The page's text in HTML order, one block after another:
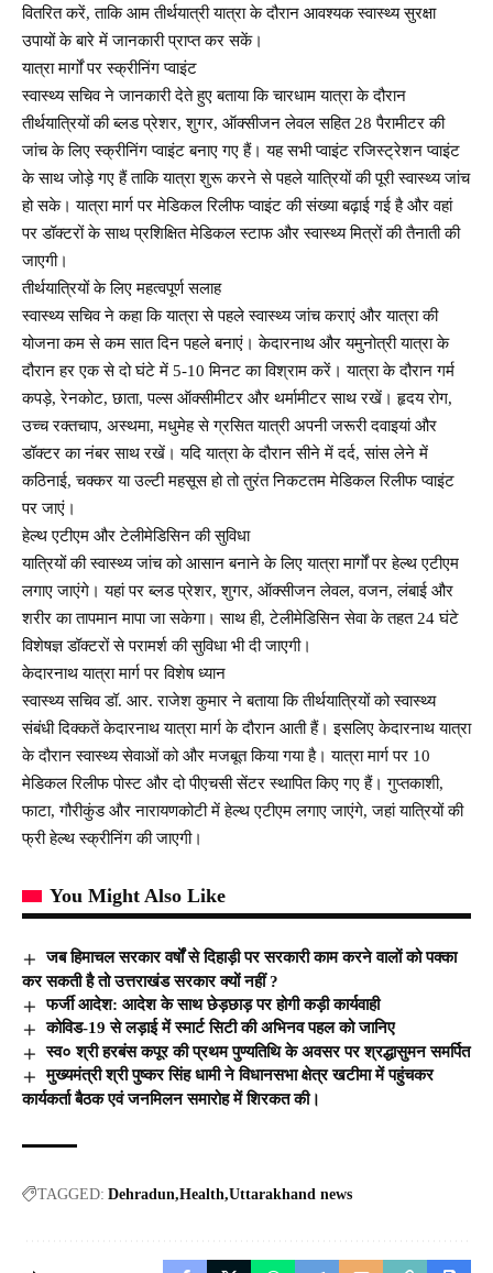
वितरित करें, ताकि आम तीर्थयात्री यात्रा के दौरान आवश्यक स्वास्थ्य सुरक्षा
उपायों के बारे में जानकारी प्राप्त कर सकें।
यात्रा मार्गों पर स्क्रीनिंग प्वाइंट
स्वास्थ्य सचिव ने जानकारी देते हुए बताया कि चारधाम यात्रा के दौरान
तीर्थयात्रियों की ब्लड प्रेशर, शुगर, ऑक्सीजन लेवल सहित 28 पैरामीटर की
जांच के लिए स्क्रीनिंग प्वाइंट बनाए गए हैं। यह सभी प्वाइंट रजिस्ट्रेशन प्वाइंट
के साथ जोड़े गए हैं ताकि यात्रा शुरू करने से पहले यात्रियों की पूरी स्वास्थ्य जांच
हो सके। यात्रा मार्ग पर मेडिकल रिलीफ प्वाइंट की संख्या बढ़ाई गई है और वहां
पर डॉक्टरों के साथ प्रशिक्षित मेडिकल स्टाफ और स्वास्थ्य मित्रों की तैनाती की
जाएगी।
तीर्थयात्रियों के लिए महत्वपूर्ण सलाह
स्वास्थ्य सचिव ने कहा कि यात्रा से पहले स्वास्थ्य जांच कराएं और यात्रा की
योजना कम से कम सात दिन पहले बनाएं। केदारनाथ और यमुनोत्री यात्रा के
दौरान हर एक से दो घंटे में 5-10 मिनट का विश्राम करें। यात्रा के दौरान गर्म
कपड़े, रेनकोट, छाता, पल्स ऑक्सीमीटर और थर्मामीटर साथ रखें। हृदय रोग,
उच्च रक्तचाप, अस्थमा, मधुमेह से ग्रसित यात्री अपनी जरूरी दवाइयां और
डॉक्टर का नंबर साथ रखें। यदि यात्रा के दौरान सीने में दर्द, सांस लेने में
कठिनाई, चक्कर या उल्टी महसूस हो तो तुरंत निकटतम मेडिकल रिलीफ प्वाइंट
पर जाएं।
हेल्थ एटीएम और टेलीमेडिसिन की सुविधा
यात्रियों की स्वास्थ्य जांच को आसान बनाने के लिए यात्रा मार्गों पर हेल्थ एटीएम
लगाए जाएंगे। यहां पर ब्लड प्रेशर, शुगर, ऑक्सीजन लेवल, वजन, लंबाई और
शरीर का तापमान मापा जा सकेगा। साथ ही, टेलीमेडिसिन सेवा के तहत 24 घंटे
विशेषज्ञ डॉक्टरों से परामर्श की सुविधा भी दी जाएगी।
केदारनाथ यात्रा मार्ग पर विशेष ध्यान
स्वास्थ्य सचिव डॉ. आर. राजेश कुमार ने बताया कि तीर्थयात्रियों को स्वास्थ्य
संबंधी दिक्कतें केदारनाथ यात्रा मार्ग के दौरान आती हैं। इसलिए केदारनाथ यात्रा
के दौरान स्वास्थ्य सेवाओं को और मजबूत किया गया है। यात्रा मार्ग पर 10
मेडिकल रिलीफ पोस्ट और दो पीएचसी सेंटर स्थापित किए गए हैं। गुप्तकाशी,
फाटा, गौरीकुंड और नारायणकोटी में हेल्थ एटीएम लगाए जाएंगे, जहां यात्रियों की
फ्री हेल्थ स्क्रीनिंग की जाएगी।
You Might Also Like
जब हिमाचल सरकार वर्षों से दिहाड़ी पर सरकारी काम करने वालों को पक्का
कर सकती है तो उत्तराखंड सरकार क्यों नहीं ?
फर्जी आदेश: आदेश के साथ छेड़छाड़ पर होगी कड़ी कार्यवाही
कोविड-19 से लड़ाई में स्मार्ट सिटी की अभिनव पहल को जानिए
स्व० श्री हरबंस कपूर की प्रथम पुण्यतिथि के अवसर पर श्रद्धासुमन समर्पित
मुख्यमंत्री श्री पुष्कर सिंह धामी ने विधानसभा क्षेत्र खटीमा में पहुंचकर
कार्यकर्ता बैठक एवं जनमिलन समारोह में शिरकत की।
TAGGED: Dehradun Health Uttarakhand news